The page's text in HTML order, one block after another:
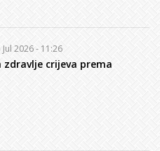
Jul 2026 - 11:26
crijeva prema